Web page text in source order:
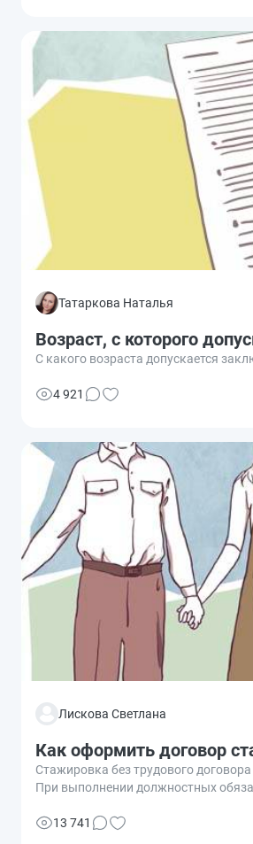
Татаркова Наталья
Возраст, с которого
С какого возраста допускается
4 921
Лискова Светлана
Как оформить договор
Стажировка без трудового
При выполнении должностных
13 741